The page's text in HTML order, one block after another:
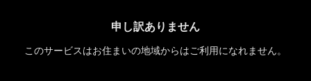
申し訳ありません
このサービスはお住まいの地域からはご利用になれません。